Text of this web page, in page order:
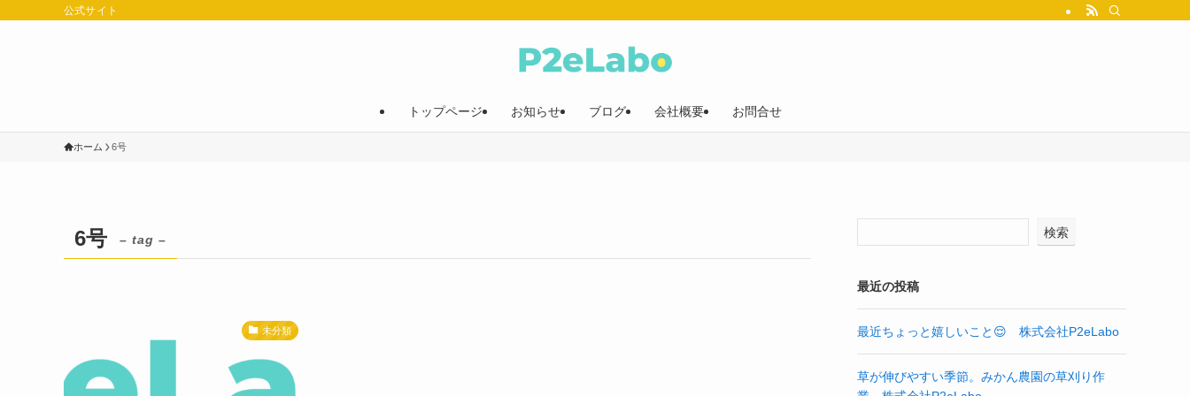
公式サイト
トップページ お知らせ ブログ 会社概要 お問合せ
ホーム 6号
6号 – tag –
未分類
検索
最近の投稿
最近ちょっと嬉しいこと😌 株式会社P2eLabo
草が伸びやすい季節。みかん農園の草刈り作